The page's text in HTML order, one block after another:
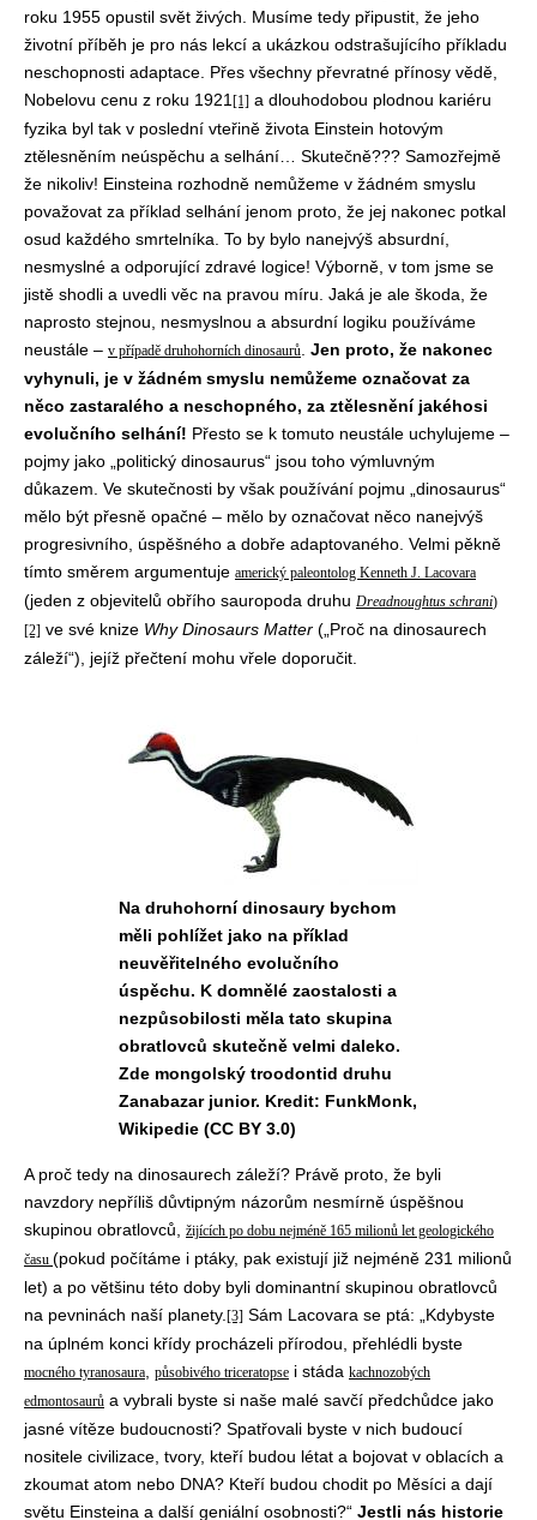
roku 1955 opustil svět živých. Musíme tedy připustit, že jeho
životní příběh je pro nás lekcí a ukázkou odstrašujícího příkladu
neschopnosti adaptace. Přes všechny převratné přínosy vědě,
Nobelovu cenu z roku 1921 [1] a dlouhodobou plodnou kariéru
fyzika byl tak v poslední vteřině života Einstein hotovým
ztělesněním neúspěchu a selhání… Skutečně??? Samozřejmě
že nikoliv! Einsteina rozhodně nemůžeme v žádném smyslu
považovat za příklad selhání jenom proto, že jej nakonec potkal
osud každého smrtelníka. To by bylo nanejvýš absurdní,
nesmyslné a odporující zdravé logice! Výborně, v tom jsme se
jistě shodli a uvedli věc na pravou míru. Jaká je ale škoda, že
naprosto stejnou, nesmyslnou a absurdní logiku používáme
neustále – v případě druhohorních dinosaurů Jen proto, že nakonec
vyhynuli, je v žádném smyslu nemůžeme označovat za
něco zastaralého a neschopného, za ztělesnění jakéhosi
evolučního selhání! Přesto se k tomuto neustále uchylujeme –
pojmy jako „politický dinosaurus“ jsou toho výmluvným
důkazem. Ve skutečnosti by však používání pojmu „dinosaurus“
mělo být přesně opačné – mělo by označovat něco nanejvýš
progresivního, úspěšného a dobře adaptovaného. Velmi pěkně
tímto směrem argumentuje americký paleontolog Kenneth J. Lacovara
(jeden z objevitelů obřího sauropoda druhu Dreadnoughtus schrani)
[2] ve své knize Why Dinosaurs Matter („Proč na dinosaurech
záleží“), jejíž přečtení mohu vřele doporučit.
Na druhohorní dinosaury bychom
měli pohlížet jako na příklad
neuvěřitelného evolučního
úspěchu. K domnělé zaostalosti a
nezpůsobilosti měla tato skupina
obratlovců skutečně velmi daleko.
Zde mongolský troodontid druhu
Zanabazar junior. Kredit: FunkMonk,
Wikipedie (CC BY 3.0)
A proč tedy na dinosaurech záleží? Právě proto, že byli
navzdory nepříliš důvtipným názorům nesmírně úspěšnou
skupinou obratlovců, žijících po dobu nejméně 165 milionů let geologického
času (pokud počítáme i ptáky, pak existují již nejméně 231 milionů
let) a po většinu této doby byli dominantní skupinou obratlovců
na pevninách naší planety. [3] Sám Lacovara se ptá: „Kdybyste
na úplném konci křídy procházeli přírodou, přehlédli byste
mocného tyranosaura působivého triceratopse i stáda kachnozobých
edmontosaurů a vybrali byste si naše malé savčí předchůdce jako
jasné vítěze budoucnosti? Spatřovali byste v nich budoucí
nositele civilizace, tvory, kteří budou létat a bojovat v oblacích a
zkoumat atom nebo DNA? Kteří budou chodit po Měsíci a dají
světu Einsteina a další geniální osobnosti?“ Jestli nás historie